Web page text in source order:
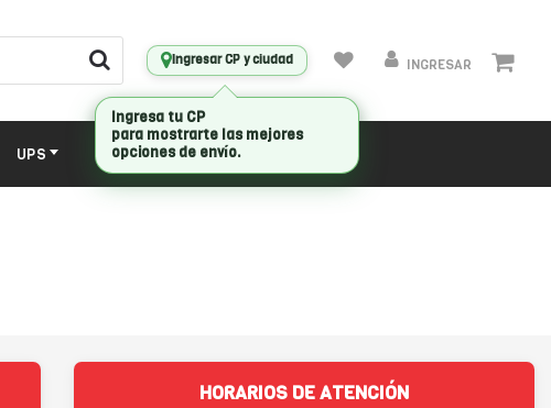
Ingresar CP y ciudad INGRESAR
UPS CONECTIVIDAD
HORARIOS DE ATENCIÓN
Ingresa tu CP
para mostrarte las mejores
opciones de envío.